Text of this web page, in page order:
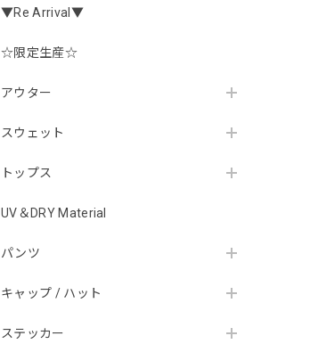
▼Re Arrival▼
☆限定生産☆
アウター
スウェット
トップス
UV＆DRY Material
パンツ
キャップ / ハット
ステッカー